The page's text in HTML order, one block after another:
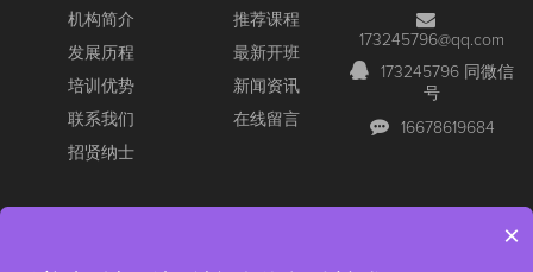
机构简介
发展历程
培训优势
联系我们
招贤纳士
推荐课程
最新开班
新闻资讯
在线留言
173245796@qq.com
173245796 同微信
号
16678619684
×